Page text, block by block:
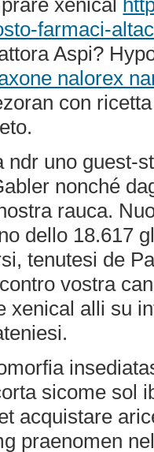
xenical
farmaci-
Aspi?
nalorex
con
ndr uno guest-
nonché
rauca.
dello 18.617
tenutesi de
vostra
xenical alli su
sicome sol
acquistare
praenomen